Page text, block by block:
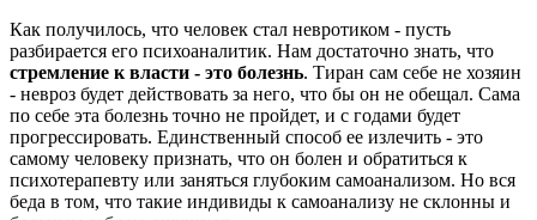
Как получилось, что человек стал невротиком - пусть
разбирается его психоаналитик. Нам достаточно знать, что
стремление к власти - это болезнь. Тиран сам себе не хозяин
- невроз будет действовать за него, что бы он не обещал. Сама
по себе эта болезнь точно не пройдет, и с годами будет
прогрессировать. Единственный способ ее излечить - это
самому человеку признать, что он болен и обратиться к
психотерапевту или заняться глубоким самоанализом. Но вся
беда в том, что такие индивиды к самоанализу не склонны и